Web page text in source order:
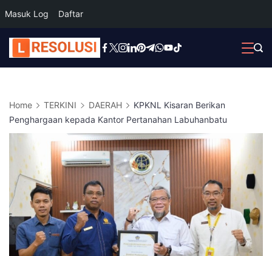
Masuk Log Daftar
Skip
to
Home TERKINI DAERAH
KPKNL Kisaran Berikan
Penghargaan kepada Kantor Pertanahan Labuhanbatu